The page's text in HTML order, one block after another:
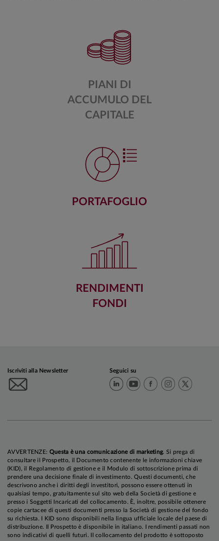
PIANI DI
ACCUMULO DEL
CAPITALE
PORTAFOGLIO
RENDIMENTI
FONDI
Iscriviti alla Newsletter Seguici su
AVVERTENZE: Questa è una comunicazione di marketing. Si prega di
consultare il Prospetto, il Documento contenente le informazioni chiave
(KID), il Regolamento di gestione e il Modulo di sottoscrizione prima di
prendere una decisione finale di investimento. Questi documenti, che
descrivono anche i diritti degli investitori, possono essere ottenuti in
qualsiasi tempo, gratuitamente sul sito web della Società di gestione e
presso i Soggetti Incaricati del collocamento. È, inoltre, possibile ottenere
copie cartacee di questi documenti presso la Società di gestione del fondo
su richiesta. I KID sono disponibili nella lingua ufficiale locale del paese di
distribuzione. Il Prospetto è disponibile in italiano. I rendimenti passati non
sono indicativi di quelli futuri. Il collocamento del prodotto è sottoposto